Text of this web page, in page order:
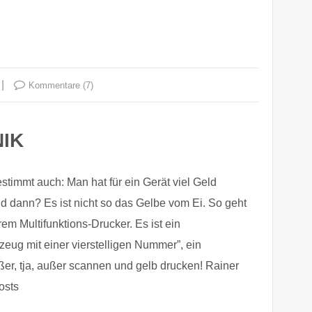
Kommentare (7)
auch: Man hat für ein Gerät viel Geld
dann? Es ist nicht so das Gelbe vom Ei. So geht
Multifunktions-Drucker. Es ist ein
mit einer vierstelligen Nummer”, ein
tja, außer scannen und gelb drucken! Rainer